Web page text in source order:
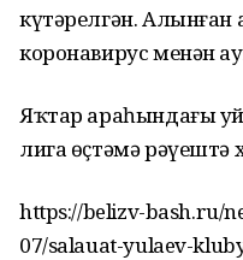
күтәрелгән. Алынған
коронавирус менән
Яҡтар араһындағы
лига өҫтәмә рәүештә
https://belizv-bash.ru/
07/salauat-yulaev-